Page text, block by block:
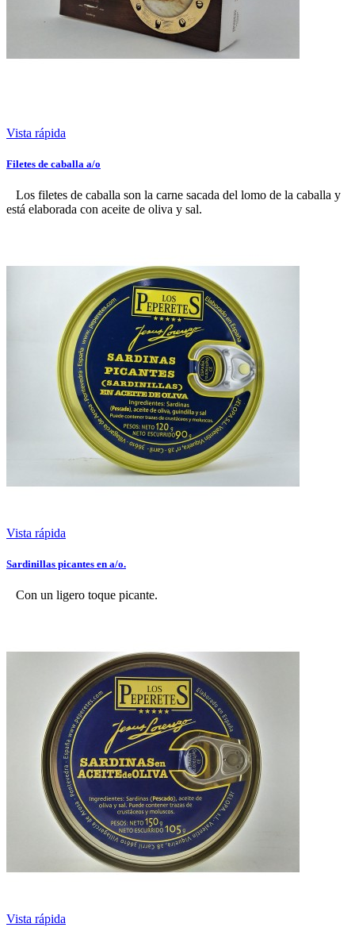
Vista rápida
Filetes de caballa a/o
Los filetes de caballa son la carne sacada del lomo de la caballa y
está elaborada con aceite de oliva y sal.
Vista rápida
Sardinillas picantes en a/o.
Con un ligero toque picante.
Vista rápida